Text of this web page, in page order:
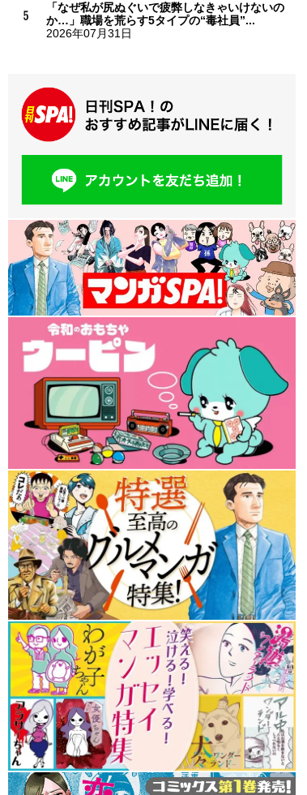
「なぜ私が尻ぬぐいで疲弊しなきゃいけないの
か…」職場を荒らす5タイプの“毒社員”...
2026年07月31日